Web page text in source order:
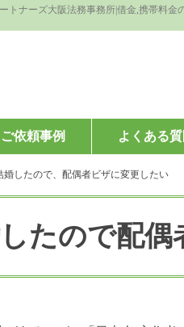
ナーズ大阪法務事務所|借金,携帯料
ご依頼事例 よくある質
したので、配偶者ビザに変更したい
たので配偶